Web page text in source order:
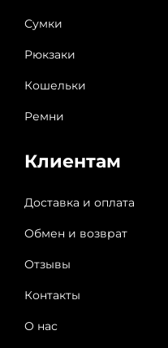
Сумки
Рюкзаки
Кошельки
Ремни
Клиентам
Доставка и оплата
Обмен и возврат
Отзывы
Контакты
О нас